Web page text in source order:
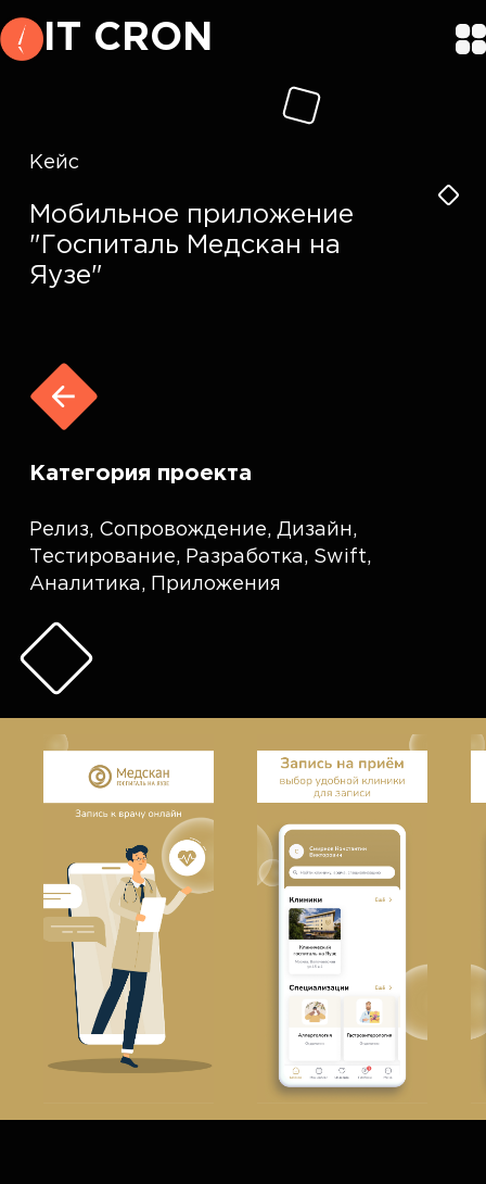
IT CRON
Кейс
Мобильное приложение
"Госпиталь Медскан на
Яузе"
Категория проекта
Релиз, Сопровождение, Дизайн,
Тестирование, Разработка, Swift,
Аналитика, Приложения